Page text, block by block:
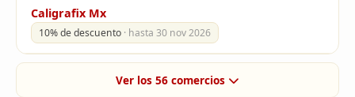
Caligrafix Mx
10% de descuento · hasta 30 nov 2026
Ver los 56 comercios